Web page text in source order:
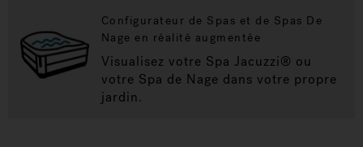
Configurateur de Spas et de Spas De
Nage en réalité augmentée
Visualisez votre Spa Jacuzzi® ou
votre Spa de Nage dans votre propre
jardin.